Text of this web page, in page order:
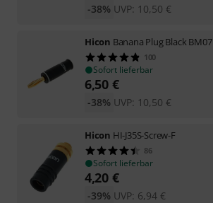
UVP: 10,50 €
-38%
Hicon Banana Plug Black BM07
100
Sofort lieferbar
6,50 €
UVP: 10,50 €
-38%
Hicon HI-J35S-Screw-F
86
Sofort lieferbar
4,20 €
UVP: 6,94 €
-39%